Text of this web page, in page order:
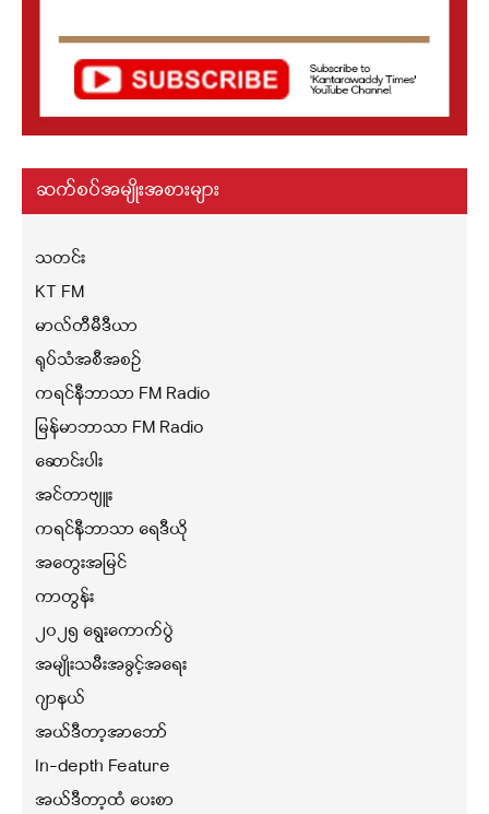
ဆက်စပ်အမျိုးအစားများ
သတင်း
KT FM
မာလ်တီမီဒီယာ
ရုပ်သံအစီအစဉ်
ကရင်နီဘာသာ FM Radio
မြန်မာဘာသာ FM Radio
ဆောင်းပါး
အင်တာဗျူး
ကရင်နီဘာသာ ရေဒီယို
အတွေးအမြင်
ကာတွန်း
၂၀၂၅ ရွေးကောက်ပွဲ
အမျိုးသမီးအခွင့်အရေး
ဂျာနယ်
အယ်ဒီတာ့အာဘော်
In-depth Feature
အယ်ဒီတာ့ထံ ပေးစာ